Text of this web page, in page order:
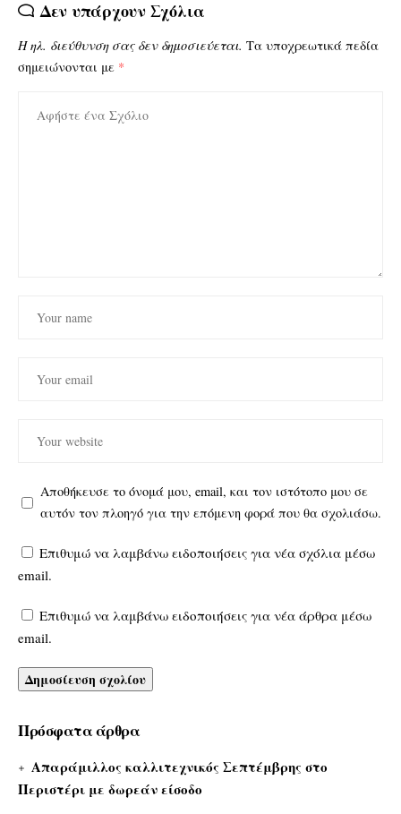
Δεν υπάρχουν Σχόλια
Η ηλ. διεύθυνση σας δεν δημοσιεύεται. Τα υποχρεωτικά πεδία
σημειώνονται με *
Αποθήκευσε το όνομά μου, email, και τον ιστότοπο μου σε
αυτόν τον πλοηγό για την επόμενη φορά που θα σχολιάσω.
Επιθυμώ να λαμβάνω ειδοποιήσεις για νέα σχόλια μέσω
email.
Επιθυμώ να λαμβάνω ειδοποιήσεις για νέα άρθρα μέσω
email.
Πρόσφατα άρθρα
Απαράμιλλος καλλιτεχνικός Σεπτέμβρης στο
Περιστέρι με δωρεάν είσοδο